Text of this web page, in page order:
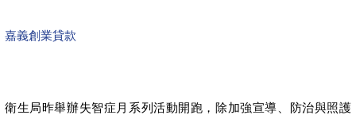
嘉義創業貸款
衛生局昨舉辦失智症月系列活動開跑，除加強宣導、防治與照護